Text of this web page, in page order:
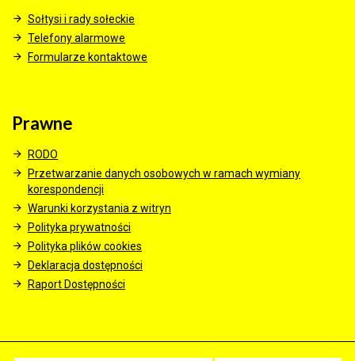
Sołtysi i rady sołeckie
Telefony alarmowe
Formularze kontaktowe
Prawne
RODO
Przetwarzanie danych osobowych w ramach wymiany
korespondencji
Warunki korzystania z witryn
Polityka prywatności
Polityka plików cookies
Deklaracja dostępności
Raport Dostępności